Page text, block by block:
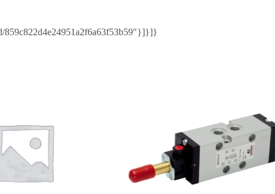
859c822d4e24951a2f6a63f53b59″}]}]}